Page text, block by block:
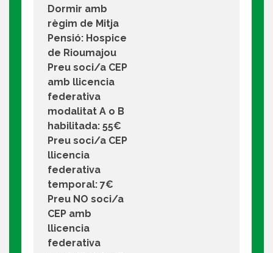
Dormir amb
règim de Mitja
Pensió: Hospice
de Rioumajou
Preu soci/a CEP
amb llicencia
federativa
modalitat A o B
habilitada: 55€
Preu soci/a CEP
llicencia
federativa
temporal: 7€
Preu NO soci/a
CEP amb
llicencia
federativa